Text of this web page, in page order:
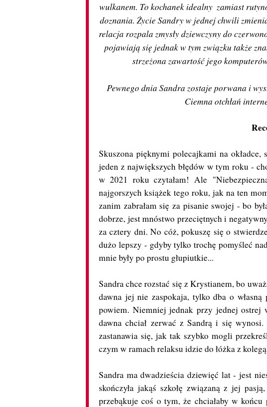
wulkanem. To kochanek idealny ­ zamiast
doznania. Życie Sandry w jednej chwili
relacja rozpala zmysły dziewczyny do
pojawiają się jednak w tym związku także
strzeżona zawartość jego
Pewnego dnia Sandra zostaje porwana i
Ciemna otchłań
Skuszona pięknymi polecajkami na okładce,
jeden z największych błędów w tym roku -
w 2021 roku czytałam! Ale
najgorszych książek tego roku, jak na ten
zanim zabrałam się za pisanie swojej - bo
dobrze, jest mnóstwo przeciętnych i
za cztery dni. No cóż, pokuszę się o
dużo lepszy - gdyby tylko trochę pomyśleć
mnie były po prostu głupiutkie...
Sandra chce rozstać się z Krystianem, bo
dawna jej nie zaspokaja, tylko dba o
powiem. Niemniej jednak przy jednej ostrej
dawna chciał zerwać z Sandrą i się
zastanawia się, jak tak szybko mogli
czym w ramach relaksu idzie do łóżka z
Sandra ma dwadzieścia dziewięć lat - jest
skończyła jakąś szkołę związaną z jej
przebąkuje coś o tym, że chciałaby w